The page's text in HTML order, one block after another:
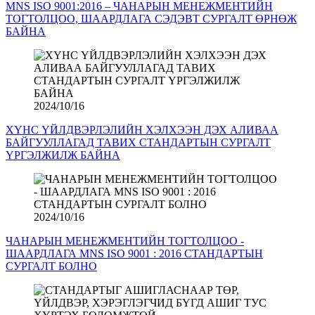
MNS ISO 9001:2016 – ЧАНАРЫН МЕНЕЖМЕНТИЙН
ТОГТОЛЦОО, ШААРДЛАГА СЭДЭВТ СУРГАЛТ ӨРНӨЖ
БАЙНА
2024/10/16
ХҮНС ҮЙЛДВЭРЛЭЛИЙН ХЭЛХЭЭН ДЭХ АЛИВАА
БАЙГУУЛЛАГАД ТАВИХ СТАНДАРТЫН СУРГАЛТ
ҮРГЭЛЖИЛЖ БАЙНА
2024/10/16
ЧАНАРЫН МЕНЕЖМЕНТИЙН ТОГТОЛЦОО -
ШААРДЛАГА MNS ISO 9001 : 2016 СТАНДАРТЫН
СУРГАЛТ БОЛНО